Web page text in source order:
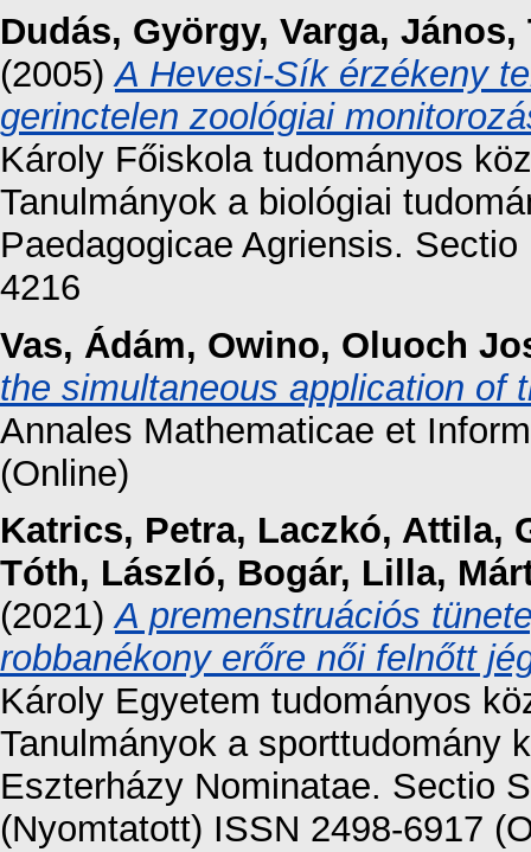
Dudás, György, Varga, János,
(2005)A Hevesi-Sík érzékeny
gerinctelen zoológiai
Károly Főiskola tudományos
Tanulmányok a biológiai
Paedagogicae Agriensis.
4216
Vas, Ádám, Owino, Oluoch
the simultaneous application of
Annales Mathematicae et
(Online)
Katrics, Petra, Laczkó, Attila,
Tóth, László, Bogár, Lilla,
(2021)A premenstruációs
robbanékony erőre női felnőtt
Károly Egyetem tudományos
Tanulmányok a sporttudomány
Eszterházy Nominatae. Sectio
(Nyomtatott) ISSN 2498-6917